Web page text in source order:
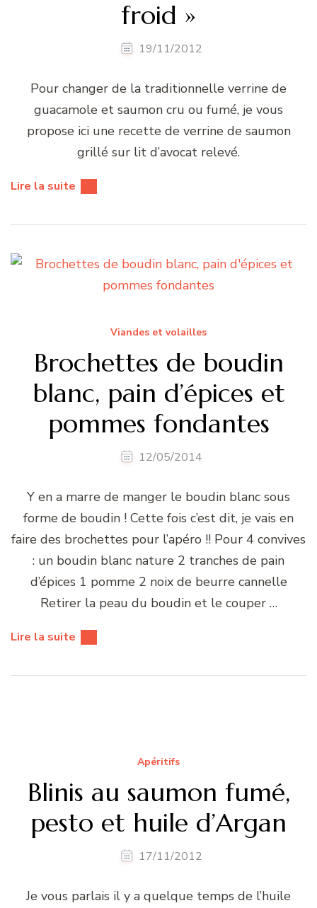
froid »
19/11/2012
Pour changer de la traditionnelle verrine de
guacamole et saumon cru ou fumé, je vous
propose ici une recette de verrine de saumon
grillé sur lit d’avocat relevé.
Lire la suite
Viandes et volailles
Brochettes de boudin
blanc, pain d’épices et
pommes fondantes
12/05/2014
Y en a marre de manger le boudin blanc sous
forme de boudin ! Cette fois c’est dit, je vais en
faire des brochettes pour l’apéro !! Pour 4 convives
: un boudin blanc nature 2 tranches de pain
d’épices 1 pomme 2 noix de beurre cannelle
Retirer la peau du boudin et le couper …
Lire la suite
Apéritifs
Blinis au saumon fumé,
pesto et huile d’Argan
17/11/2012
Je vous parlais il y a quelque temps de l’huile